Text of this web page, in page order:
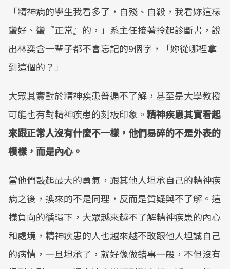
「精神病的學生我看多了，自殘、自殺，我看妳這樣
蠻好、蠻『正常』的，」系主任接著拎起診斷書，說
出林奕含一輩子都不會忘記的9個字，「妳從哪裡拿
到這個的？」
大眾其實對於精神疾患普遍不了解，甚至是大學教授
可能也有對精神疾患的刻板印象。 精神疾患其實看起
來跟正常人沒有什麼不一樣，他們易碎的不是外表的
模樣，而是內心。
當他們鼓起最大的勇氣，跟其他人坦承自己的精神疾
病之後，換來的不是同理，反而是質疑與不了解。這
樣負向的循環下，大眾越來越不了解精神疾患的內心
和處境，精神疾患的人也越來越不敢跟他人坦誠自己
的病情，一旦坦承了，就好像做錯事一般，不但沒有